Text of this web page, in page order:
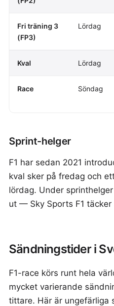
Fri träning 3
(FP3)
Lördag
Kval Lördag
Race Söndag
Sprint-helger
F1 har sedan 2021
kval sker på fredag och
lördag. Under
ut — Sky Sports F1 täcker
Sändningstider i
F1-race körs runt hela
mycket varierande
tittare. Här är ungefärliga